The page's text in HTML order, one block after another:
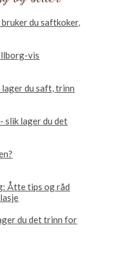
du saftkoker,
vis
du saft, trinn
slik lager du det
Åtte tips og råd
du det trinn for